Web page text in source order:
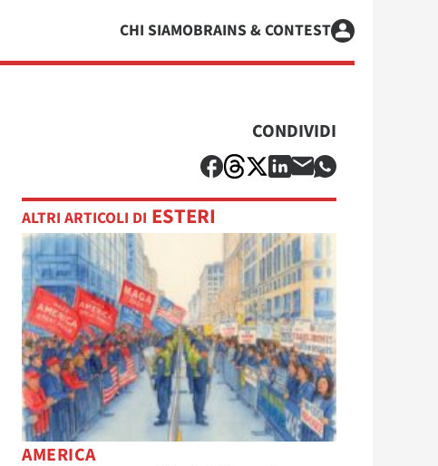
CHI SIAMOBRAINS & CONTEST
CONDIVIDI
ALTRI ARTICOLI DI ESTERI
AMERICA